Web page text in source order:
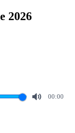
2026
00:00